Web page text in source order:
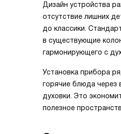
Дизайн устройства
отсутствие лишних
до классики.
в существующие
гармонирующего с
Установка прибора
горячие блюда через
духовки. Это
полезное